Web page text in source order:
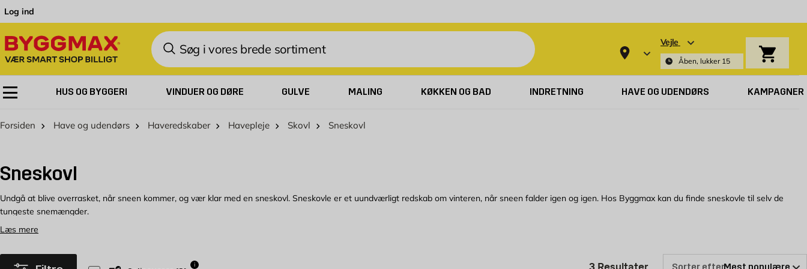
Log ind
Søg
Vejle
Åben, lukker 15
HUS OG BYGGERI VINDUER OG DØRE GULVE MALING KØKKEN OG BAD INDRETNING HAVE OG UDENDØRS KAMPAGNER
Forsiden Have og udendørs Haveredskaber Havepleje Skovl Sneskovl
Sneskovl
Undgå at blive overrasket, når sneen kommer, og vær klar med en sneskovl. Sneskovle er et uundværligt redskab om vinteren, når sneen falder igen og igen. Hos Byggmax kan du finde sneskovle til selv de
tungeste snemængder.
Vi ønsker os selvfølgelig en hvid og smuk vinter, men gerne uden at sneen blokerer vejen. Det klarer du med sneskovle. Med en sneskovl kan du nemt rydde sne foran bilen, på fortovet og i indkørslen. En god
Læs mere
i Produktliste er opdateret: 3